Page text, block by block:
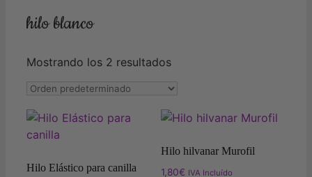
hilo blanco
Mostrando los 2 resultados
Hilo Elástico para canilla
Hilo hilvanar Murofil
1,80€ IVA Incluído